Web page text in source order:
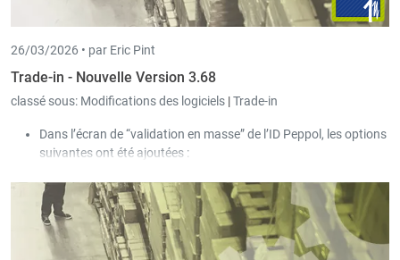
26/03/2026 • par Eric Pint
Trade-in - Nouvelle Version 3.68
classé sous: Modifications des logiciels |Trade-in
Dans l’écran de “validation en masse” de l’ID Peppol, les options
suivantes ont été ajoutées :
erronée.
Corriger les paramètres pour les clients Peppol déjà
existants.